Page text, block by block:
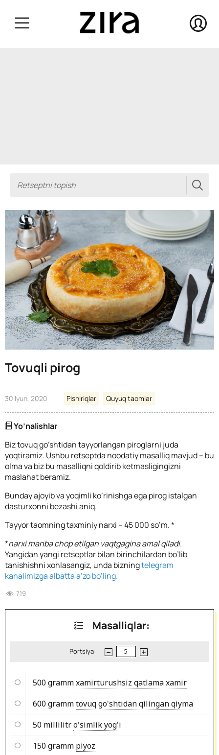
Tovuqli pirog
30 Iyun, 2020 Pishiriqlar Quyuq taomlar
Yo’nalishlar
Biz tovuq go’shtidan tayyorlangan piroglarni juda
yoqtiramiz. Ushbu retseptda noodatiy masalliq mavjud – bu
olma va biz bu masalliqni qoldirib ketmasligingizni
maslahat beramiz.
Bunday ajoyib va yoqimli ko’rinishga ega pirog istalgan
dasturxonni bezashi aniq.
Tayyor taomning taxminiy narxi – 45 000 so’m. *
*narxi manba chop etilgan vaqtgagina amal qiladi.
Yangidan yangi retseptlar bilan birinchilardan bo’lib
tanishishni xohlasangiz, unda bizningtelegram
kanalimizga albatta a’zo bo’ling.
719
Masalliqlar:
Portsiya:
500 grammxamirturushsiz qatlama xamir
600 grammtovuq go'shtidan qilingan qiyma
50 millilitro'simlik yog'i
150 gramm piyoz